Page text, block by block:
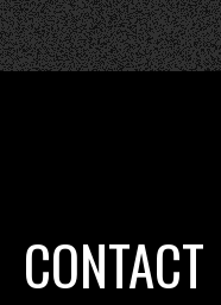
CONTACT